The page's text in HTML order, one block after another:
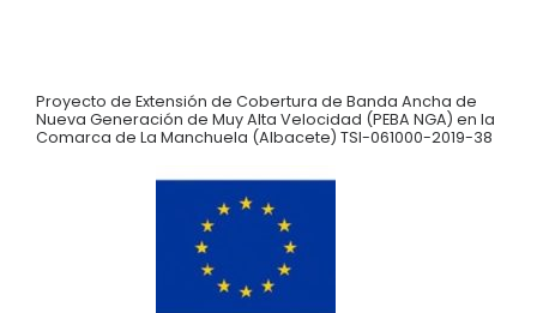
Proyecto de Extensión de Cobertura de Banda Ancha de
Nueva Generación de Muy Alta Velocidad (PEBA NGA) en la
Comarca de La Manchuela (Albacete) TSI-061000-2019-38